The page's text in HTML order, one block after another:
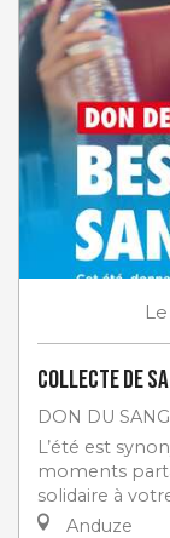
Le
Collecte de
DON DU SANG
L’été est
moments
solidaire à
Anduze